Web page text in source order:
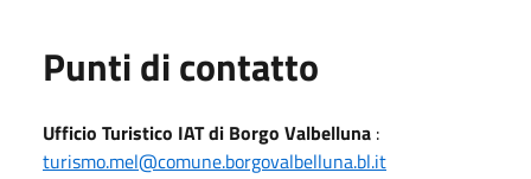
Punti di contatto
Ufficio Turistico IAT di Borgo Valbelluna :
turismo.mel@comune.borgovalbelluna.bl.it